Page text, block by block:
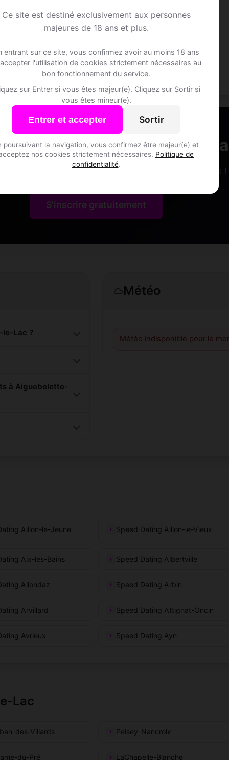
Ce site est destiné exclusivement aux personnes
majeures de 18 ans et plus.
entrant sur ce site, vous confirmez avoir au moins 18 ans
l'utilisation de cookies strictement nécessaires au
bon fonctionnement du service.
sur Entrer si vous êtes majeur(e). Cliquez sur Sortir si
vous êtes mineur(e).
Entrer et accepter Sortir
poursuivant la navigation, vous confirmez être majeur(e) et
nos cookies strictement nécessaires. Politique de
confidentialité.
Influenceur
le-Lac • Savoie
Dating à Aiguebelette-le-
membres de Aiguebelette-le-Lac et des alentours !
S'inscrire gratuitement
le-Lac ?
à Aiguebelette-
Météo
Météo indisponible pour le
Aillon-le-Jeune Speed Dating Aillon-le-Vieux
Aix-les-Bains Speed Dating Albertville
Allondaz Speed Dating Arbin
Arvillard Speed Dating Attignat-Oncin
Avrieux Speed Dating Ayn
Lac
des-Villards Peisey-Nancroix
du-Pré LaChapelle-Blanche